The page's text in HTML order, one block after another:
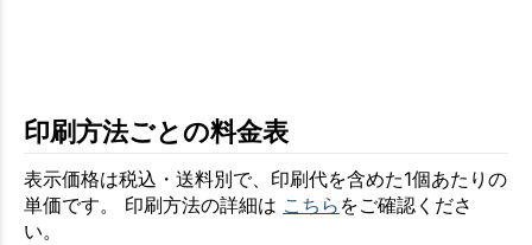
印刷方法ごとの料金表
表示価格は税込・送料別で、印刷代を含めた1個あたりの
単価です。 印刷方法の詳細は こちら をご確認くださ
い。